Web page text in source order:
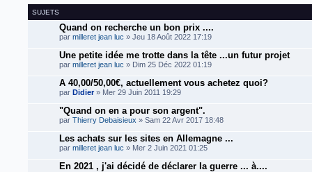
SUJETS
Quand on recherche un bon prix ....
par milleret jean luc » Jeu 18 Août 2022 17:19
Une petite idée me trotte dans la tête ...un futur projet
par milleret jean luc » Dim 25 Déc 2022 01:19
A 40,00/50,00€, actuellement vous achetez quoi?
par Didier» Mer 29 Juin 2011 19:29
"Quand on en a pour son argent".
par Thierry Debaisieux » Sam 22 Avr 2017 18:48
Les achats sur les sites en Allemagne ...
par milleret jean luc » Mer 2 Juin 2021 01:25
En 2021 , j'ai décidé de déclarer la guerre ... à....